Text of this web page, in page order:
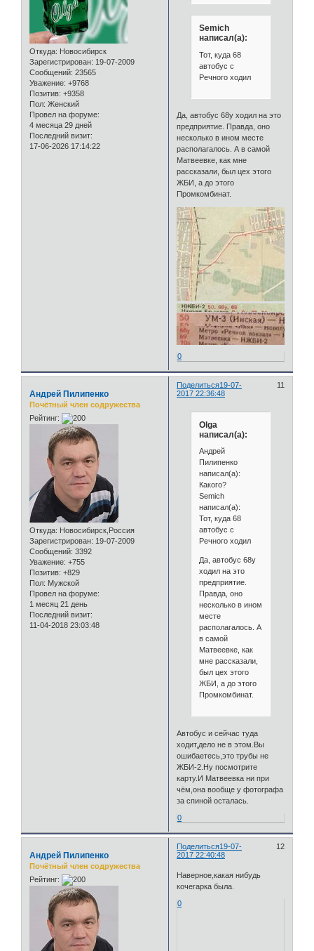
Откуда: Новосибирск
Зарегистрирован: 19-07-2009
Сообщений: 23565
Уважение: +9768
Позитив: +9358
Пол: Женский
Провел на форуме:
4 месяца 29 дней
Последний визит:
17-06-2026 17:14:22
Semich
написал(а):
Тот, куда 68
автобус с
Речного ходил
Да, автобус 68у ходил на это
предприятие. Правда, оно
несколько в ином месте
располагалось. А в самой
Матвеевке, как мне
рассказали, был цех этого
ЖБИ, а до этого
Промкомбинат.
0
Поделиться 11
19-07-
2017 22:36:48
Андрей Пилипенко
Почётный член содружества
Рейтинг:
Откуда: Новосибирск,Россия
Зарегистрирован: 19-07-2009
Сообщений: 3392
Уважение: +755
Позитив: +829
Пол: Мужской
Провел на форуме:
1 месяц 21 день
Последний визит:
11-04-2018 23:03:48
Olga
написал(а):
Андрей
Пилипенко
написал(а):
Какого?
Semich
написал(а):
Тот, куда 68
автобус с
Речного ходил
Да, автобус 68у
ходил на это
предприятие.
Правда, оно
несколько в ином
месте
располагалось. А
в самой
Матвеевке, как
мне рассказали,
был цех этого
ЖБИ, а до этого
Промкомбинат.
Автобус и сейчас туда
ходит,дело не в этом.Вы
ошибаетесь,это трубы не
ЖБИ-2.Ну посмотрите
карту.И Матвеевка ни при
чём,она вообще у фотографа
за спиной осталась.
0
Поделиться 12
19-07-
2017 22:40:48
Андрей Пилипенко
Почётный член содружества
Рейтинг:
Наверное,какая нибудь
кочегарка была.
0